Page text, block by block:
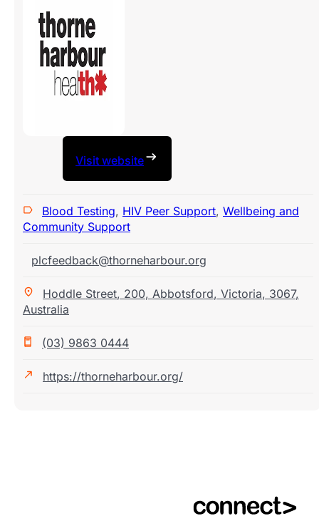
Visit website
Blood Testing, HIV Peer Support, Wellbeing and
Community Support
plcfeedback@thorneharbour.org
Hoddle Street, 200, Abbotsford, Victoria, 3067,
Australia
(03) 9863 0444
https://thorneharbour.org/